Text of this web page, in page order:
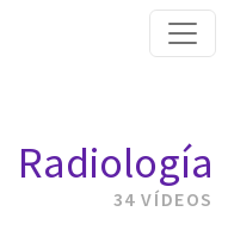
34 VÍDEOS
Radiología